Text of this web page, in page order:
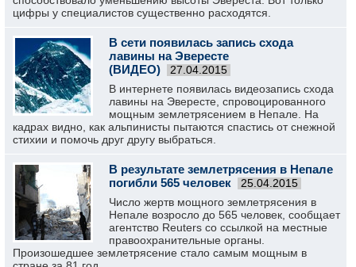
цифры у специалистов существенно расходятся.
В сети появилась запись схода
лавины на Эвересте
(ВИДЕО)
27.04.2015
В интернете появилась видеозапись схода
лавины на Эвересте, спровоцированного
мощным землетрясением в Непале. На
кадрах видно, как альпинисты пытаются спастись от снежной
стихии и помочь друг другу выбраться.
В результате землетрясения в Непале
погибли 565 человек
25.04.2015
Число жертв мощного землетрясения в
Непале возросло до 565 человек, сообщает
агентство Reuters со ссылкой на местные
правоохранительные органы.
Произошедшее землетрясение стало самым мощным в